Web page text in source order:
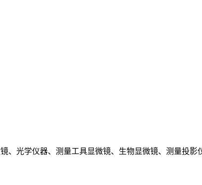
、光学仪器、测量工具显微镜、生物显微镜、测量投